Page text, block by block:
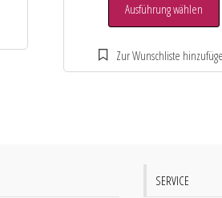
Ausführung wählen
SERVICE